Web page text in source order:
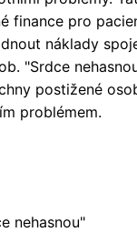
finance pro
náklady
"Srdce
postižené
problémem.
nehasnou"